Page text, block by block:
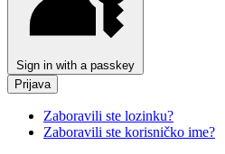
Sign in with a passkey
Prijava
Zaboravili ste lozinku?
Zaboravili ste korisničko ime?